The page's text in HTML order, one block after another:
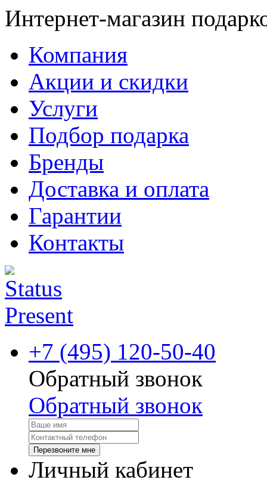
Интернет-магазин
Компания
Акции и скидки
Услуги
Подбор подарка
Бренды
Доставка и оплата
Гарантии
Контакты
+7 (495) 120-50-40
Обратный звонок
Обратный звонок
Перезвоните мне
Личный кабинет